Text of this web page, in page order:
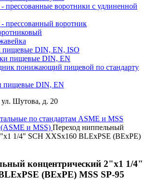
прессованные воротники с удлиненной
- прессованный воротник
пищевые DIN, EN, ISO
пищевые DIN, EN
понижающий пищевой по стандарту
пищевые DIN, EN
ул. Шутова, д. 20
по стандартам ASME и MSS
и MSS) Переход ниппельный
1/4" SCH XXSх160 BLEхPSE (BEхPE)
концентрический 2"х1 1/4"
(BEхPE) MSS SP-95